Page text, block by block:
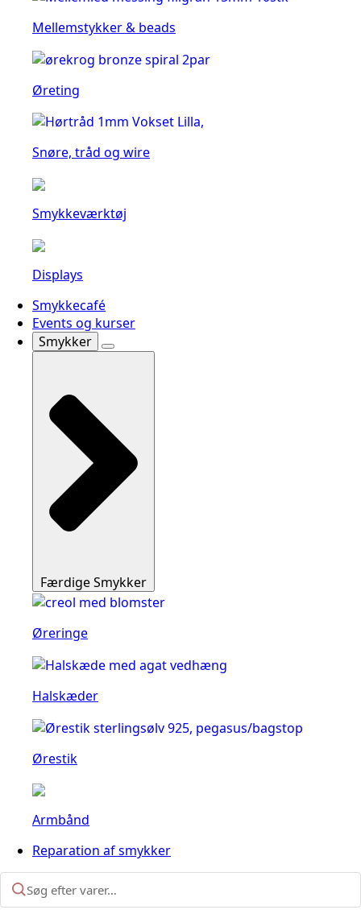
Mellemstykker & beads
Øreting
Snøre, tråd og wire
Smykkeværktøj
Displays
Smykkecafé
Events og kurser
Smykker
Færdige Smykker
Øreringe
Halskæder
Ørestik
Armbånd
Reparation af smykker